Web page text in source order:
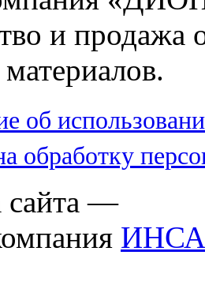
и продажа
об
обработку
сайта —